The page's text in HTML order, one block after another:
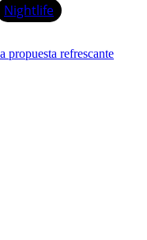
Nightlife
propuesta refrescante